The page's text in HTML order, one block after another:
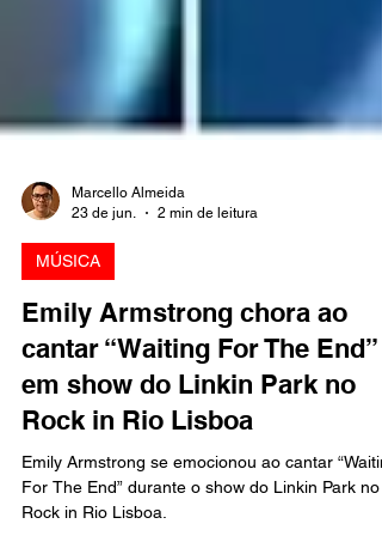
Marcello Almeida
23 de jun.
MÚSICA
Emily Armstrong chora ao
cantar “Waiting For The End”
em show do Linkin Park no
Rock in Rio Lisboa
Emily Armstrong se emocionou ao cantar